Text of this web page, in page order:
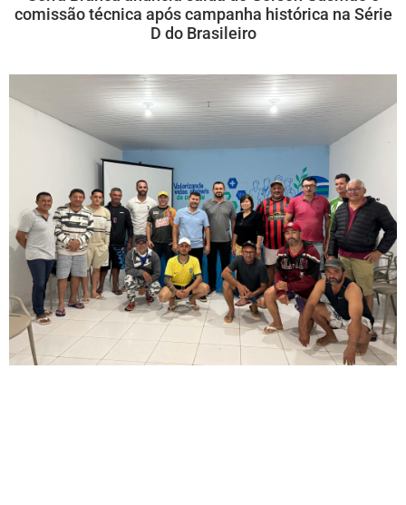
comissão técnica após campanha histórica na Série
D do Brasileiro